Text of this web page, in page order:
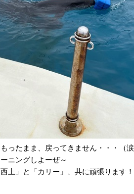
ったまま、戻ってきません・・・（
ニングしよーぜ～
上」と「カリー」、共に頑張ります！